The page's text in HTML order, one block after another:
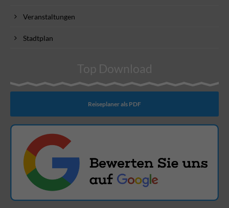
Veranstaltungen
Stadtplan
Top Download
Reiseplaner als PDF